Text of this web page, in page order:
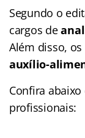
Segundo o
cargos de
Além disso,
auxílio-
Confira
profissionais: